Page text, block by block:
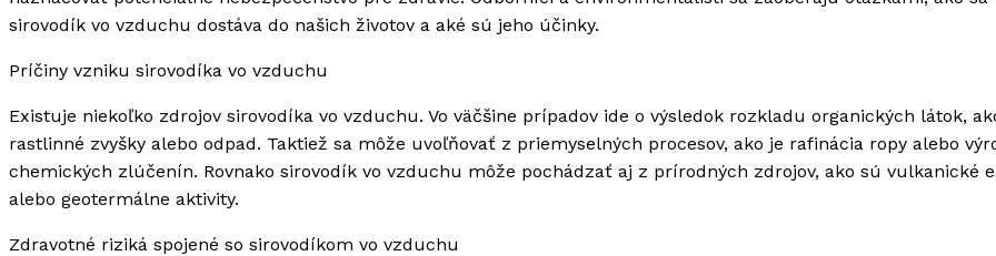
sirovodík vo vzduchu dostáva do našich životov a aké sú jeho účinky.
Príčiny vzniku sirovodíka vo vzduchu
Existuje niekoľko zdrojov sirovodíka vo vzduchu. Vo väčšine prípadov ide o výsledok rozkladu organických látok,
rastlinné zvyšky alebo odpad. Taktiež sa môže uvoľňovať z priemyselných procesov, ako je rafinácia ropy alebo
chemických zlúčenín. Rovnako sirovodík vo vzduchu môže pochádzať aj z prírodných zdrojov, ako sú vulkanické
alebo geotermálne aktivity.
Zdravotné riziká spojené so sirovodíkom vo vzduchu